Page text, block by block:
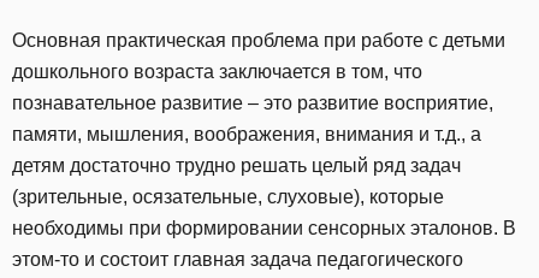
Основная практическая проблема при работе с детьми
дошкольного возраста заключается в том, что
познавательное развитие – это развитие восприятие,
памяти, мышления, воображения, внимания и т.д., а
детям достаточно трудно решать целый ряд задач
(зрительные, осязательные, слуховые), которые
необходимы при формировании сенсорных эталонов. В
этом-то и состоит главная задача педагогического